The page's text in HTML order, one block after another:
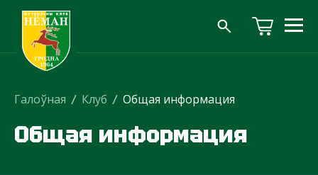
Галоўная / Клуб / Общая информация
Общая информация